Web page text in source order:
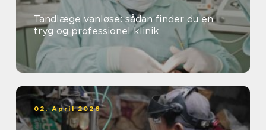
Tandlæge vanløse: sådan finder du en
tryg og professionel klinik
02. April 2026